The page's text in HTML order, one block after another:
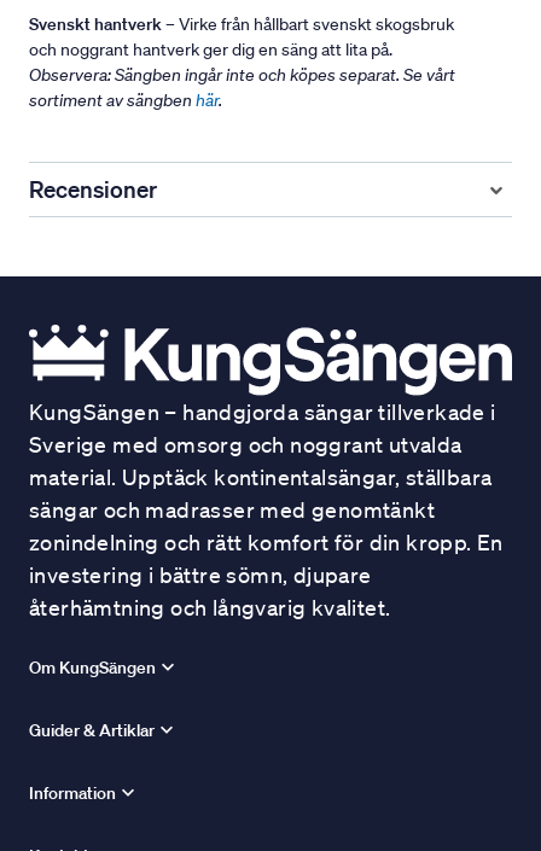
Svenskt hantverk– Virke från hållbart svenskt skogsbruk
och noggrant hantverk ger dig en säng att lita på.
Observera: Sängben ingår inte och köpes separat. Se vårt
sortiment av sängben här.
Recensioner
KungSängen – handgjorda sängar tillverkade i
Sverige med omsorg och noggrant utvalda
material. Upptäck kontinentalsängar, ställbara
sängar och madrasser med genomtänkt
zonindelning och rätt komfort för din kropp. En
investering i bättre sömn, djupare
återhämtning och långvarig kvalitet.
Om KungSängen
Guider & Artiklar
Information